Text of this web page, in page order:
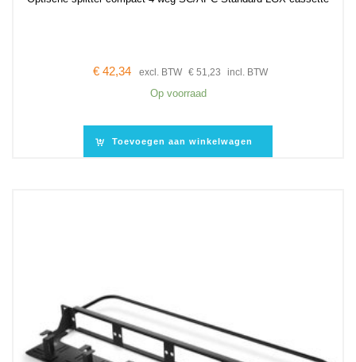
€42,34 excl. BTW €51,23 incl. BTW
Op voorraad
Toevoegen aan winkelwagen